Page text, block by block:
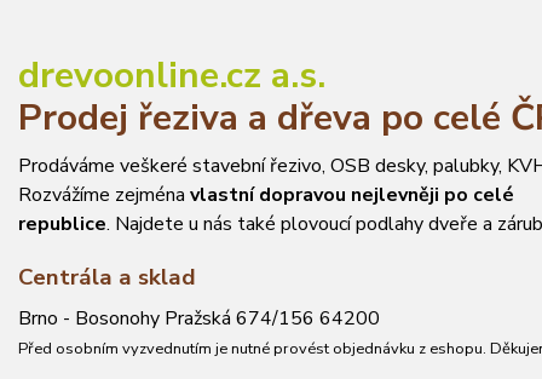
drevoonline.cz a.s.
Prodej řeziva a dřeva po celé
Prodáváme veškeré stavební řezivo, OSB desky, palubky,
Rozvážíme zejména vlastní dopravou nejlevněji po celé
republice. Najdete u nás také plovoucí podlahy dveře a
Centrála a sklad
Brno - Bosonohy Pražská 674/156 64200
Před osobním vyzvednutím je nutné provést objednávku z eshopu.